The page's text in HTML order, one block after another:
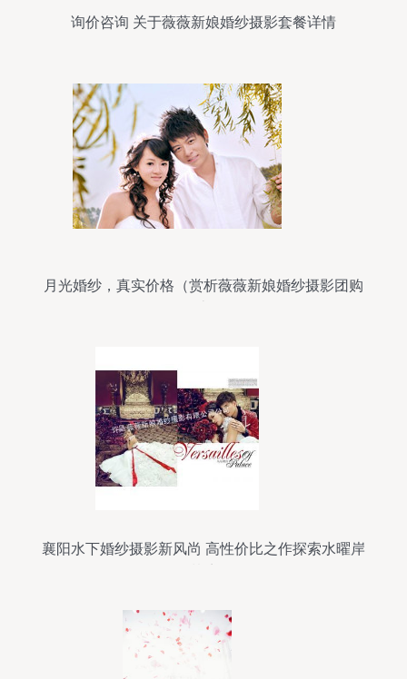
询价咨询 关于薇薇新娘婚纱摄影套餐详情
月光婚纱，真实价格（赏析薇薇新娘婚纱摄影团购
襄阳水下婚纱摄影新风尚 高性价比之作探索水曜岸